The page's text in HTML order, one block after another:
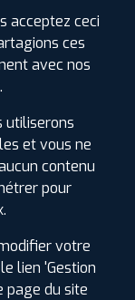
PLUS
acceptez ceci
ces
avec nos
utiliserons
et vous ne
contenu
pour
votre
lien 'Gestion
page du site